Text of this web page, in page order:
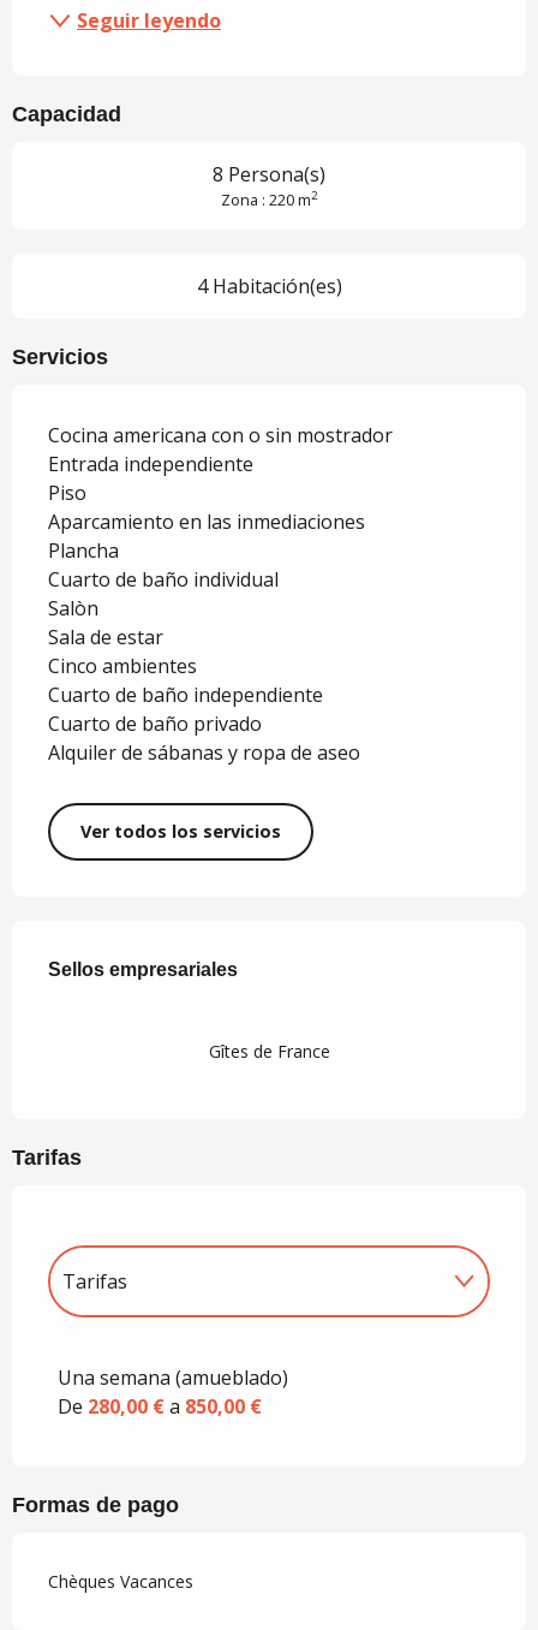
Seguir leyendo
Capacidad
8 Persona(s)
Zona : 220 m2
4 Habitación(es)
Servicios
Cocina americana con o sin mostrador
Entrada independiente
Piso
Aparcamiento en las inmediaciones
Plancha
Cuarto de baño individual
Salòn
Sala de estar
Cinco ambientes
Cuarto de baño independiente
Cuarto de baño privado
Alquiler de sábanas y ropa de aseo
Ver todos los servicios
Sellos empresariales
Sellos empresariales
Gîtes de France
Tarifas
Tarifas
Una semana (amueblado)
De 280,00 €a 850,00 €
Formas de pago
Chèques Vacances